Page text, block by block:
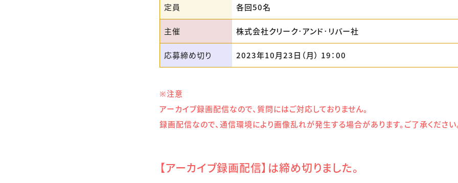
定員 各回50名
主催 株式会社クリーク･アンド･リバー社
応募締め切り 2023年10月23日（月） 19：00
※注意
アーカイブ録画配信なので、質問にはご対応しておりません。
録画配信なので、通信環境により画像乱れが発生する場合があります。ご了承ください
【アーカイブ録画配信】は締め切りました。